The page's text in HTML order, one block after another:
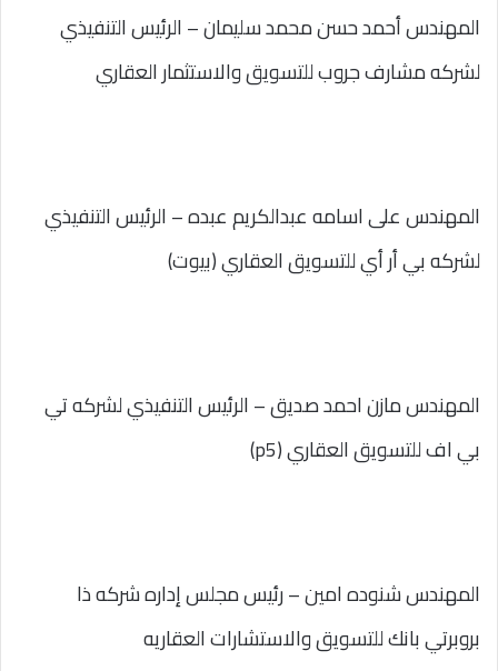
المهندس أحمد حسن محمد سليمان – الرئيس التنفيذي
لشركه مشارف جروب للتسويق والاستثمار العقاري
المهندس على اسامه عبدالكريم عبده – الرئيس التنفيذي
لشركه بي أر أي للتسويق العقاري (بيوت)
المهندس مازن احمد صديق – الرئيس التنفيذي لشركه تي
بي اف للتسويق العقاري (p5)
المهندس شنوده امين – رئيس مجلس إداره شركه ذا
بروبرتي بانك للتسويق والاستشارات العقاريه